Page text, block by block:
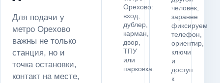
Для подачи у
метро Орехово
важны не только
станция, но и
точка остановки,
контакт на месте,
Орехово:
вход,
дублер,
карман,
двор,
ТПУ
или
парковка.
человек,
заранее
фиксируем
телефон,
ориентир,
ключи
и
доступ
к